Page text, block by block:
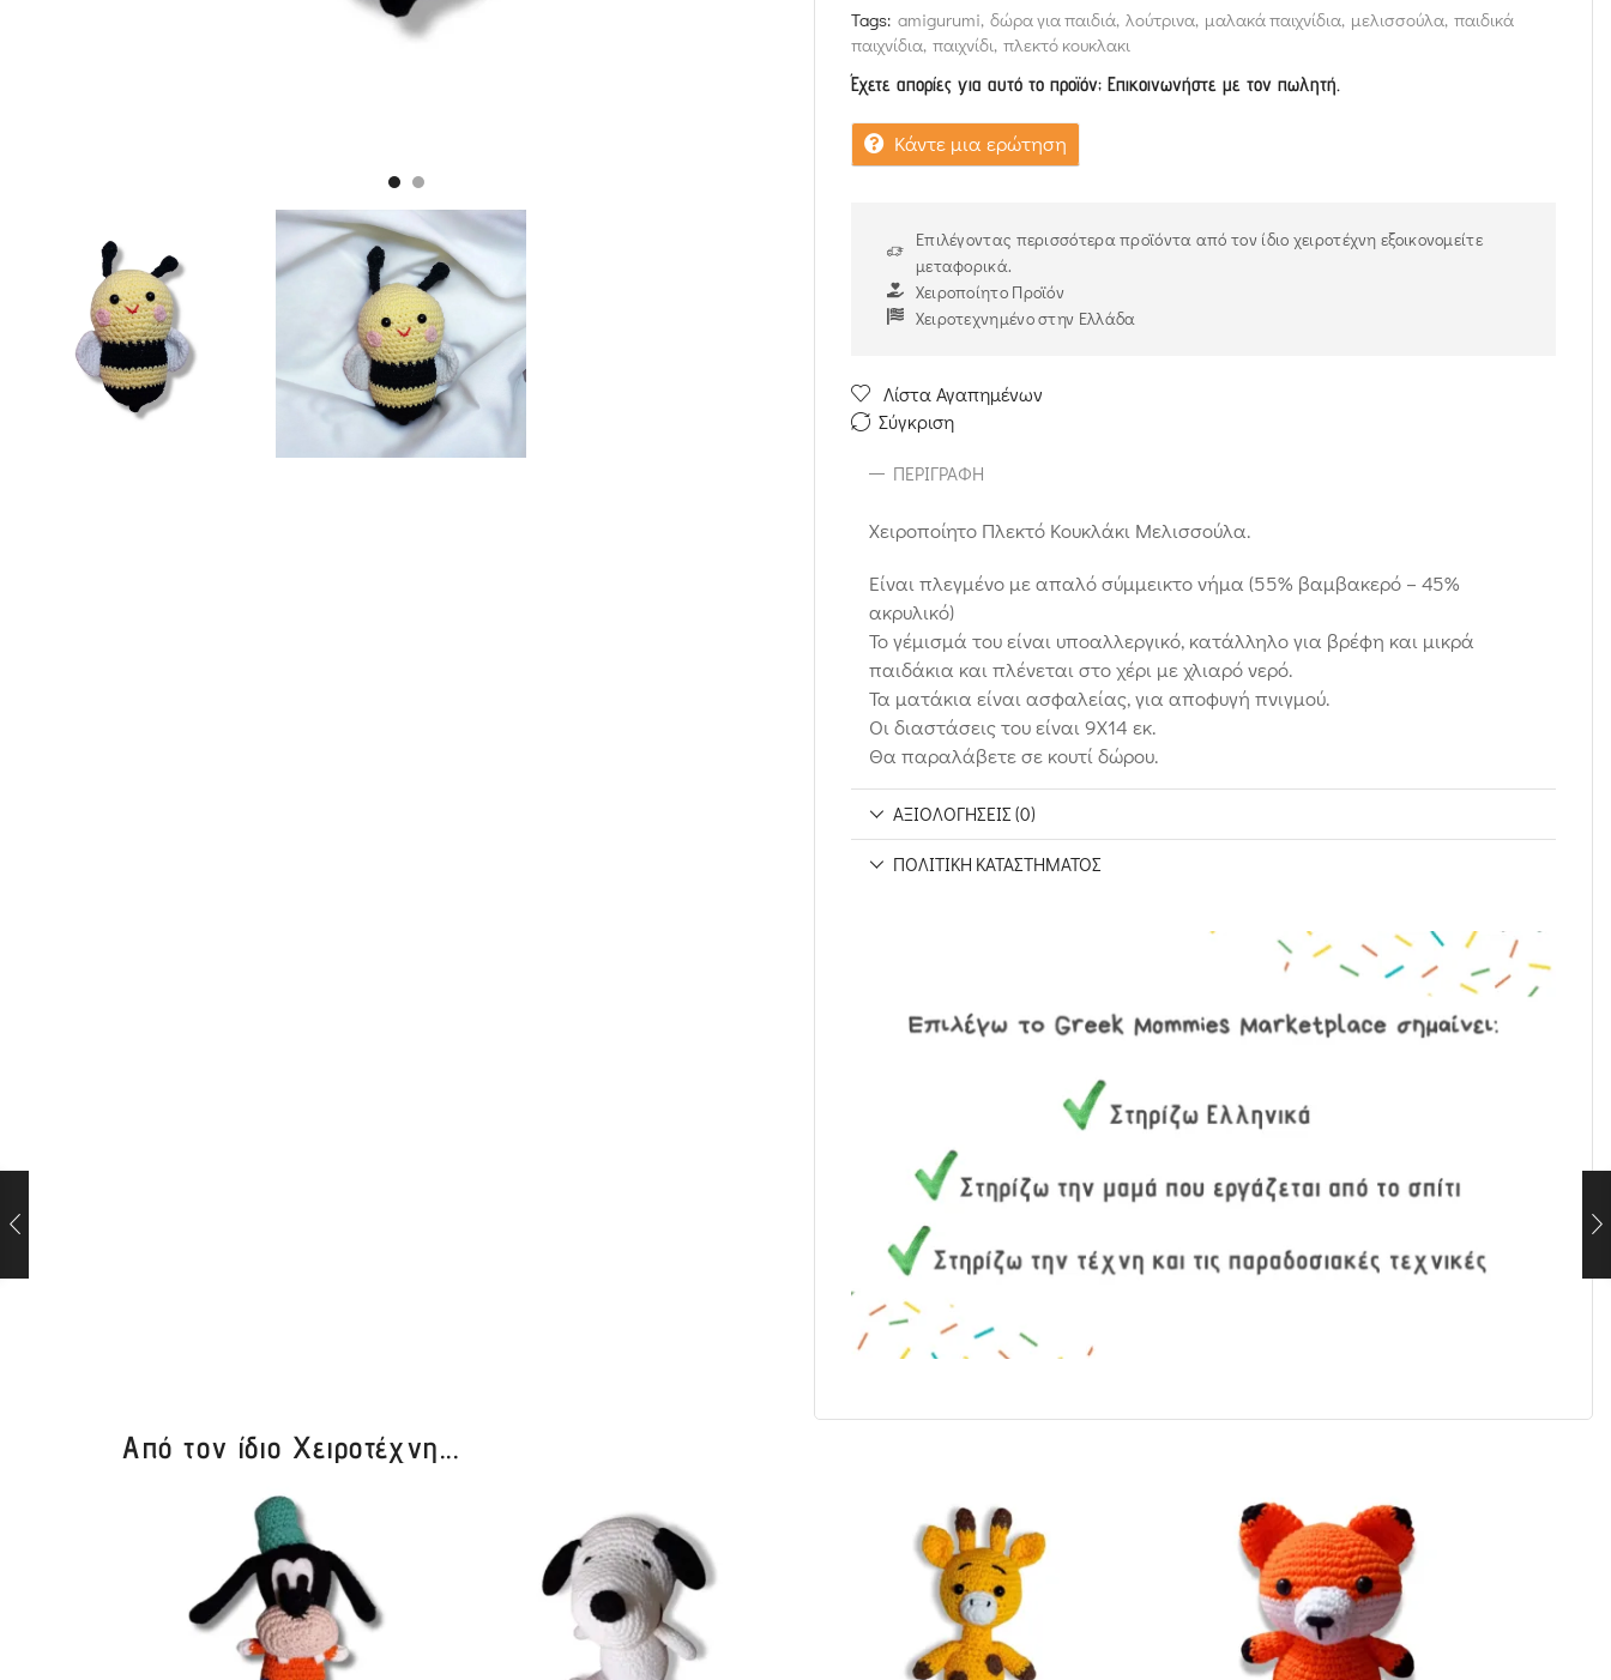
Tags: amigurumi, δώρα για παιδιά, λούτρινα, μαλακά παιχνίδια, μελισσούλα, παιδικά
παιχνίδια, παιχνίδι, πλεκτό κουκλακι
Έχετε απορίες για αυτό το προϊόν; Επικοινωνήστε με τον πωλητή.
Κάντε μια ερώτηση
Επιλέγοντας περισσότερα προϊόντα από τον ίδιο χειροτέχνη εξοικονομείτε
μεταφορικά.
Χειροποίητο Προϊόν
Χειροτεχνημένο στην Ελλάδα
Λίστα Αγαπημένων
Σύγκριση
ΠΕΡΙΓΡΑΦΉ
Χειροποίητο Πλεκτό Κουκλάκι Μελισσούλα.
Είναι πλεγμένο με απαλό σύμμεικτο νήμα (55% βαμβακερό – 45%
ακρυλικό)
Το γέμισμά του είναι υποαλλεργικό, κατάλληλο για βρέφη και μικρά
παιδάκια και πλένεται στο χέρι με χλιαρό νερό.
Τα ματάκια είναι ασφαλείας, για αποφυγή πνιγμού.
Οι διαστάσεις του είναι 9Χ14 εκ.
Θα παραλάβετε σε κουτί δώρου.
ΑΞΙΟΛΟΓΉΣΕΙΣ (0)
ΠΟΛΙΤΙΚΉ ΚΑΤΑΣΤΉΜΑΤΟΣ
Από τον ίδιο Χειροτέχνη...